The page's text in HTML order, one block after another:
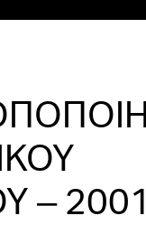
– 2001